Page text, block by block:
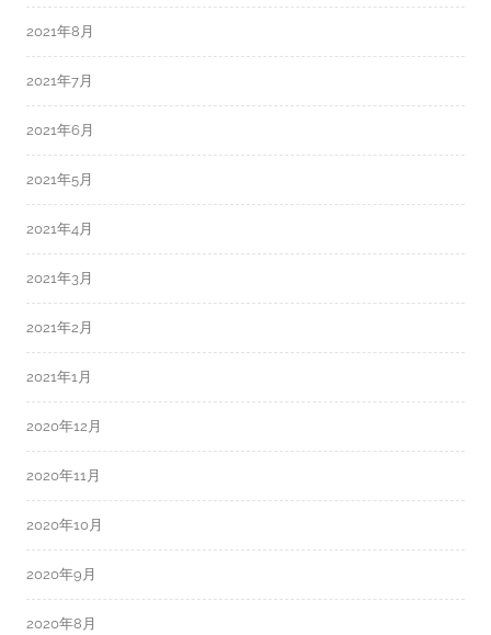
2021年8月
2021年7月
2021年6月
2021年5月
2021年4月
2021年3月
2021年2月
2021年1月
2020年12月
2020年11月
2020年10月
2020年9月
2020年8月